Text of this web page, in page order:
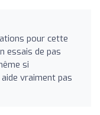
pour cette
essais de pas
si
vraiment pas